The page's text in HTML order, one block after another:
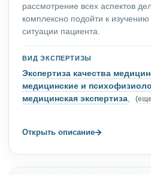
рассмотрение всех аспектов
комплексно подойти к
ситуации пациента.
ВИД ЭКСПЕРТИЗЫ
Экспертиза качества
медицинские и
медицинская экспертиза,
Открыть описание→